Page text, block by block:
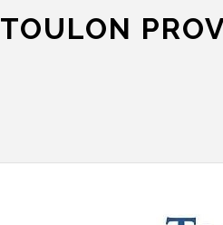
TOULON